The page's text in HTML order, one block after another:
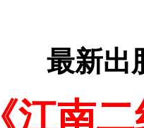
最新出
《江南